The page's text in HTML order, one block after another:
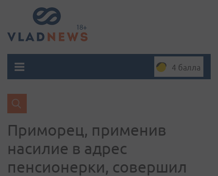
4 балла
Приморец, применив
насилие в адрес
пенсионерки, совершил